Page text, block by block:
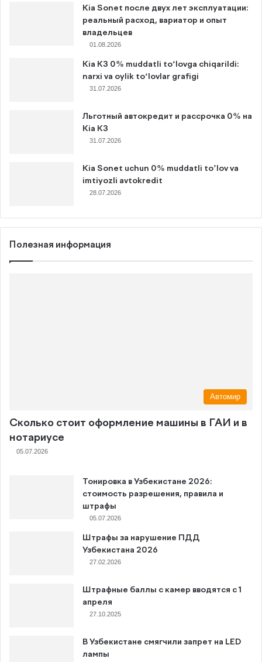
Kia Sonet после двух лет эксплуатации:
реальный расход, вариатор и опыт
владельцев
01.08.2026
Kia K3 0% muddatli to‘lovga chiqarildi:
narxi va oylik to‘lovlar grafigi
31.07.2026
Льготный автокредит и рассрочка 0% на
Kia K3
31.07.2026
Kia Sonet uchun 0% muddatli to’lov va
imtiyozli avtokredit
28.07.2026
Полезная информация
Автомир
Сколько стоит оформление машины в ГАИ и в
нотариусе
05.07.2026
Тонировка в Узбекистане 2026:
стоимость разрешения, правила и
штрафы
05.07.2026
Штрафы за нарушение ПДД
Узбекистана 2026
27.02.2026
Штрафные баллы с камер вводятся с 1
апреля
27.10.2025
В Узбекистане смягчили запрет на LED
лампы